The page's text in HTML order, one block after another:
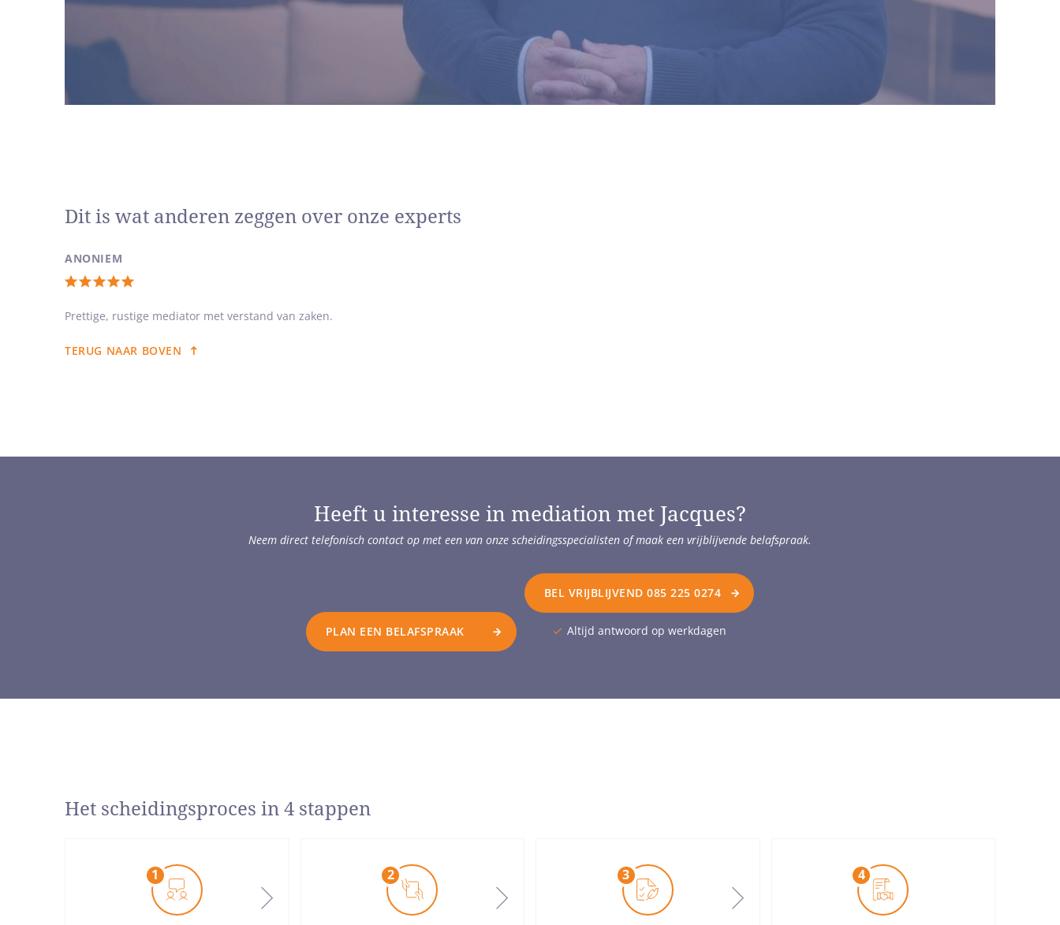
Jacques van der Hoek:
‘Heldere afspraken die ertoe doen.’
Dit is wat anderen zeggen over onze experts
ANONIEM
Totale
waardering:
van
Prettige, rustige mediator met verstand van zaken.
TERUG NAAR BOVEN
Heeft u interesse in mediation met Jacques?
Neem direct telefonisch contact op met een van onze scheidingsspecialisten of maak een vrijblijvende belafspraak.
PLAN EEN BELAFSPRAAK
BEL VRIJBLIJVEND 085 225 0274
Altijd antwoord op werkdagen
Het scheidingsproces in 4 stappen